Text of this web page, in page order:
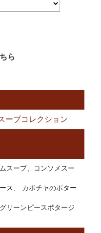
ら
プコレクション
スープ、コンソメスー
ス、 カボチャのポター
リーンピースポタージ